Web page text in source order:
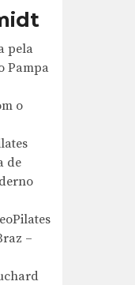
pela
Pampa
o
de
–